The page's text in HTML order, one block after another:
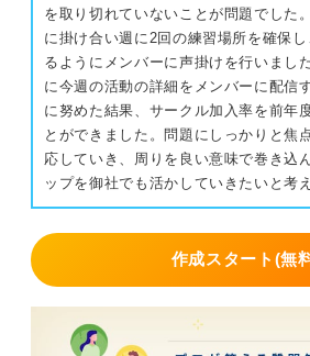
を取り切れていないことが問題でした
に掛け合い週に2回の練習場所を確保
るようにメンバーに声掛けを行いまし
に今週の活動の詳細をメンバーに配信
に努めた結果、サークル加入率を前年
とができました。問題にしっかりと焦
応していき、周りを良い意味で巻き込
ップを御社でも活かしていきたいと考
作成スタート(無